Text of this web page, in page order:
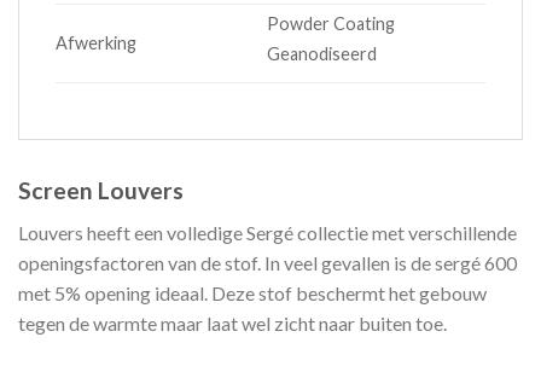
Afwerking
Powder Coating
Geanodiseerd
Screen Louvers
Louvers heeft een volledige Sergé collectie met verschillende
openingsfactoren van de stof. In veel gevallen is de sergé 600
met 5% opening ideaal. Deze stof beschermt het gebouw
tegen de warmte maar laat wel zicht naar buiten toe.